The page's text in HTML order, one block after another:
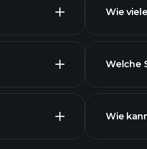
Wie
Welche
Wie